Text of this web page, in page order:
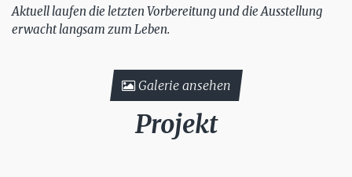
Aktuell laufen die letzten Vorbereitung und die Ausstellung
erwacht langsam zum Leben.
Galerie ansehen
Projekt